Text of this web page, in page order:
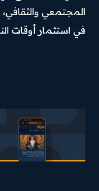
المجتمعي والثقافي،
في استثمار أوقات